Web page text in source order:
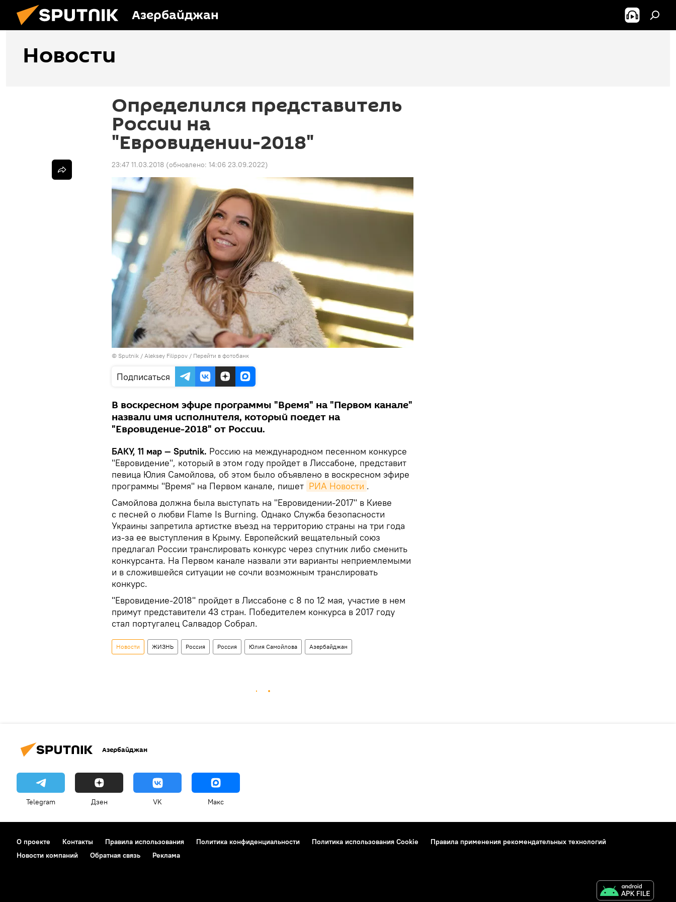
Азербайджан
Новости
Определился представитель
России на
"Евровидении-2018"
23:47 11.03.2018 (обновлено: 14:06 23.09.2022)
© Sputnik / Aleksey Filippov / Перейти в фотобанк
Подписаться
В воскресном эфире программы "Время" на "Первом канале"
назвали имя исполнителя, который поедет на
"Евровидение-2018" от России.
БАКУ, 11 мар — Sputnik. Россию на международном песенном конкурсе
"Евровидение", который в этом году пройдет в Лиссабоне, представит
певица Юлия Самойлова, об этом было объявлено в воскресном эфире
программы "Время" на Первом канале, пишет РИА Новости .
Самойлова должна была выступать на "Евровидении-2017" в Киеве
с песней о любви Flame Is Burning. Однако Служба безопасности
Украины запретила артистке въезд на территорию страны на три года
из-за ее выступления в Крыму. Европейский вещательный союз
предлагал России транслировать конкурс через спутник либо сменить
конкурсанта. На Первом канале назвали эти варианты неприемлемыми
и в сложившейся ситуации не сочли возможным транслировать
конкурс.
"Евровидение-2018" пройдет в Лиссабоне с 8 по 12 мая, участие в нем
примут представители 43 стран. Победителем конкурса в 2017 году
стал португалец Салвадор Собрал.
Новости ЖИЗНЬ Россия Россия Юлия Самойлова Азербайджан
Азербайджан
Telegram Дзен VK Макс
О проекте Контакты Правила использования Политика конфиденциальности Политика использования Cookie
Правила применения рекомендательных технологий
Новости компаний
Обратная связь Реклама